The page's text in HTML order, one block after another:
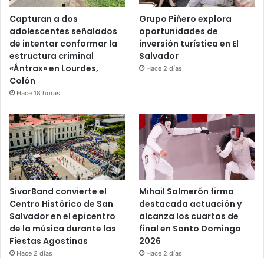
Capturan a dos
adolescentes señalados
de intentar conformar la
estructura criminal
«Ántrax» en Lourdes,
Colón
Hace 18 horas
Grupo Piñero explora
oportunidades de
inversión turística en El
Salvador
Hace 2 días
SivarBand convierte el
Centro Histórico de San
Salvador en el epicentro
de la música durante las
Fiestas Agostinas
Hace 2 días
Mihail Salmerón firma
destacada actuación y
alcanza los cuartos de
final en Santo Domingo
2026
Hace 2 días